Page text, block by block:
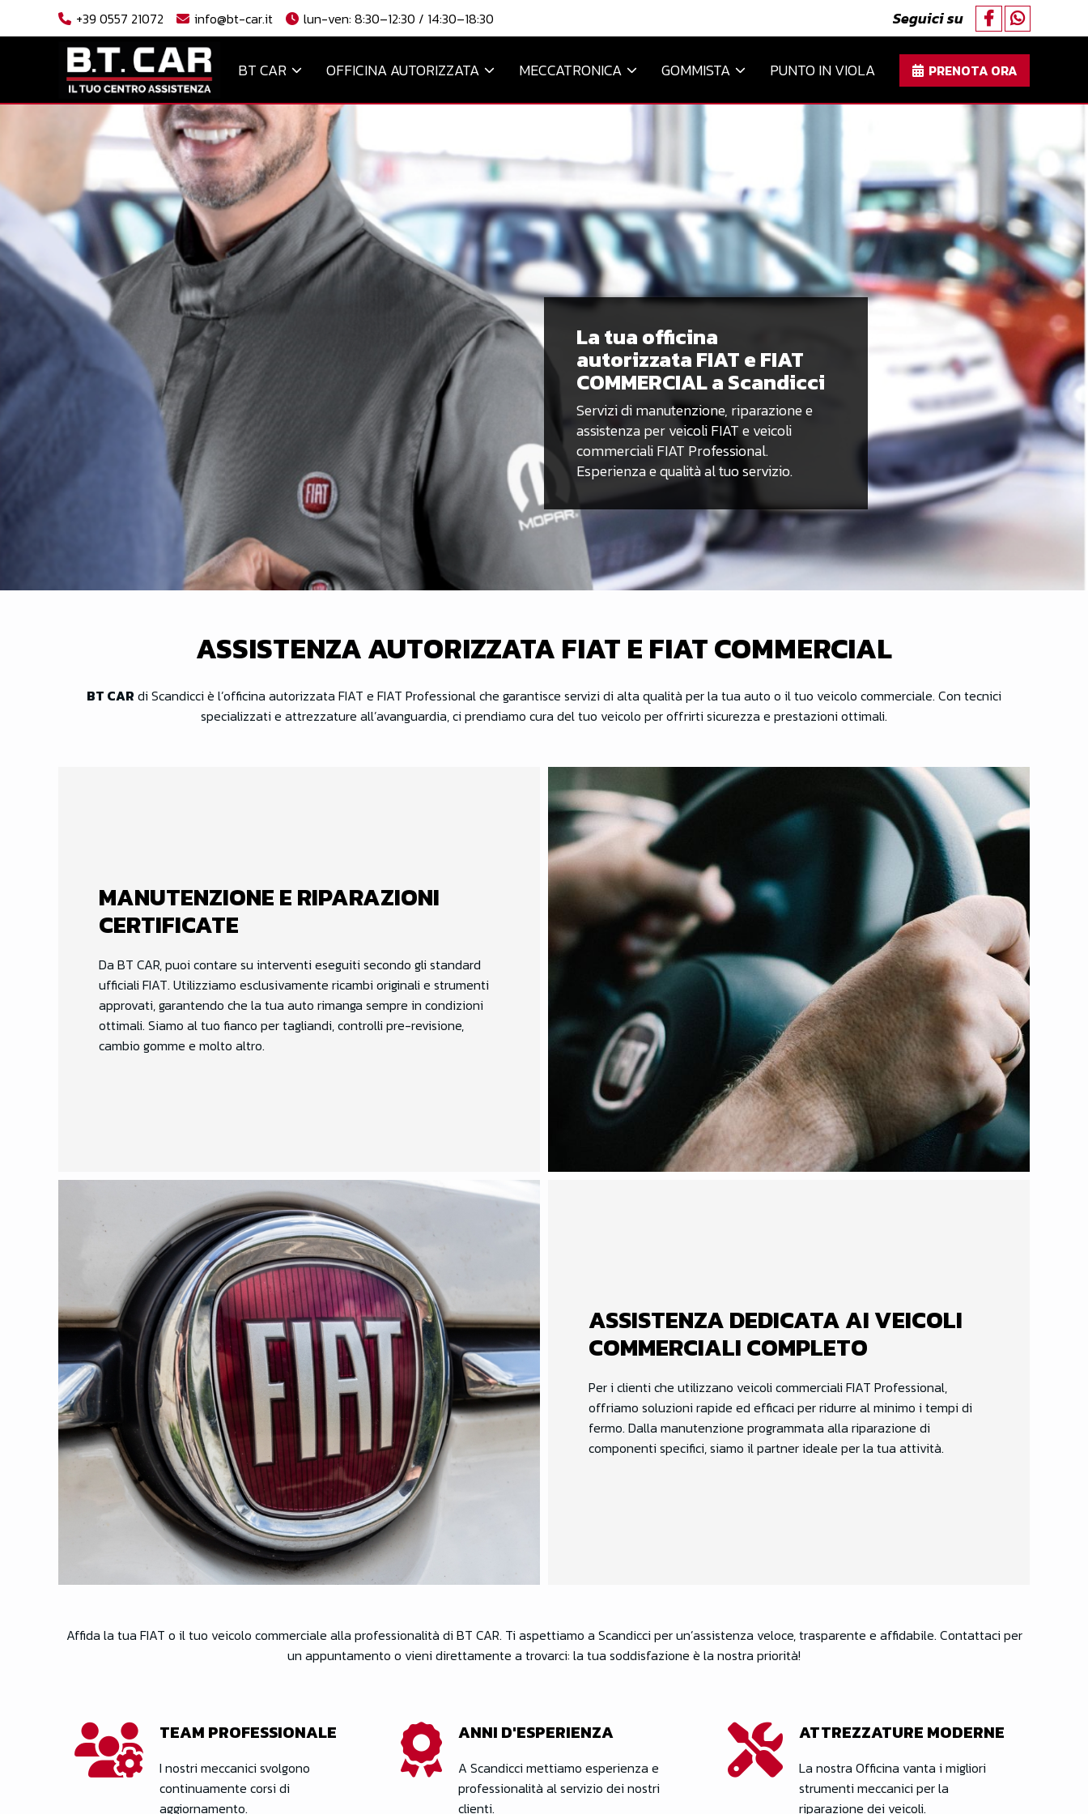
+39 0557 21072 info@bt-car.it lun-ven: 8:30–12:30 / 14:30–18:30 Seguici su
BT CAR OFFICINA AUTORIZZATA MECCATRONICA GOMMISTA PUNTO IN VIOLA PRENOTA ORA
La tua officina
autorizzata FIAT e FIAT
COMMERCIAL a Scandicci
Servizi di manutenzione, riparazione e
assistenza per veicoli FIAT e veicoli
commerciali FIAT Professional.
Esperienza e qualità al tuo servizio.
ASSISTENZA AUTORIZZATA FIAT E FIAT COMMERCIAL
BT CAR di Scandicci è l’officina autorizzata FIAT e FIAT Professional che garantisce servizi di alta qualità per la tua auto o il tuo veicolo commerciale. Con tecnici
specializzati e attrezzature all’avanguardia, ci prendiamo cura del tuo veicolo per offrirti sicurezza e prestazioni ottimali.
MANUTENZIONE E RIPARAZIONI
CERTIFICATE
Da BT CAR, puoi contare su interventi eseguiti secondo gli standard
ufficiali FIAT. Utilizziamo esclusivamente ricambi originali e strumenti
approvati, garantendo che la tua auto rimanga sempre in condizioni
ottimali. Siamo al tuo fianco per tagliandi, controlli pre-revisione,
cambio gomme e molto altro.
ASSISTENZA DEDICATA AI VEICOLI
COMMERCIALI COMPLETO
Per i clienti che utilizzano veicoli commerciali FIAT Professional,
offriamo soluzioni rapide ed efficaci per ridurre al minimo i tempi di
fermo. Dalla manutenzione programmata alla riparazione di
componenti specifici, siamo il partner ideale per la tua attività.
Affida la tua FIAT o il tuo veicolo commerciale alla professionalità di BT CAR. Ti aspettiamo a Scandicci per un’assistenza veloce, trasparente e affidabile. Contattaci per
un appuntamento o vieni direttamente a trovarci: la tua soddisfazione è la nostra priorità!
TEAM PROFESSIONALE
I nostri meccanici svolgono
continuamente corsi di
aggiornamento.
ANNI D'ESPERIENZA
A Scandicci mettiamo esperienza e
professionalità al servizio dei nostri
clienti.
ATTREZZATURE MODERNE
La nostra Officina vanta i migliori
strumenti meccanici per la
riparazione dei veicoli.